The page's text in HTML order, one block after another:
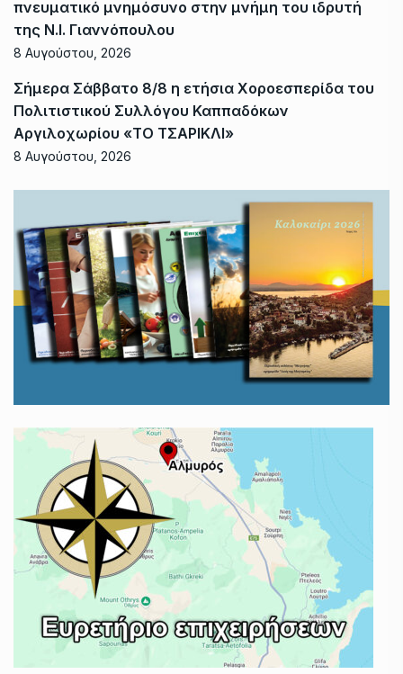
πνευματικό μνημόσυνο στην μνήμη του ιδρυτή
της Ν.Ι. Γιαννόπουλου
8 Αυγούστου, 2026
Σήμερα Σάββατο 8/8 η ετήσια Χοροεσπερίδα του
Πολιτιστικού Συλλόγου Καππαδόκων
Αργιλοχωρίου «ΤΟ ΤΣΑΡΙΚΛΙ»
8 Αυγούστου, 2026